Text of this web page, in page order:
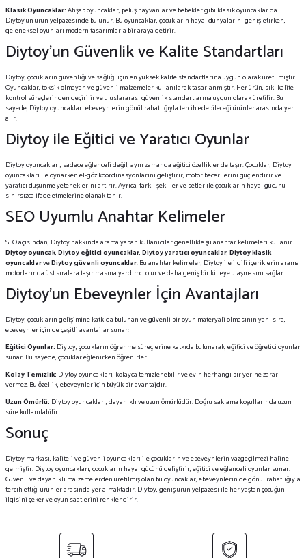
Klasik Oyuncaklar:Ahşap oyuncaklar, peluş hayvanlar ve bebekler gibi klasik oyuncaklar da
Diytoy’un ürün yelpazesinde bulunur. Bu oyuncaklar, çocukların hayal dünyalarını genişletirken,
geleneksel oyunları modern tasarımlarla bir araya getirir.
Diytoy’un Güvenlik ve Kalite Standartları
Diytoy, çocukların güvenliği ve sağlığı için en yüksek kalite standartlarına uygun olarak üretilmiştir.
Oyuncaklar, toksik olmayan ve güvenli malzemeler kullanılarak tasarlanmıştır. Her ürün, sıkı kalite
kontrol süreçlerinden geçirilir ve uluslararası güvenlik standartlarına uygun olarak üretilir. Bu
sayede, Diytoy oyuncakları ebeveynlerin gönül rahatlığıyla tercih edebileceği ürünler arasında yer
alır.
Diytoy ile Eğitici ve Yaratıcı Oyunlar
Diytoy oyuncakları, sadece eğlenceli değil, aynı zamanda eğitici özellikler de taşır. Çocuklar, Diytoy
oyuncakları ile oynarken el-göz koordinasyonlarını geliştirir, motor becerilerini güçlendirir ve
yaratıcı düşünme yeteneklerini artırır. Ayrıca, farklı şekiller ve setler ile çocukların hayal gücünü
sınırsızca ifade etmelerine olanak tanır.
SEO Uyumlu Anahtar Kelimeler
SEO açısından, Diytoy hakkında arama yapan kullanıcılar genellikle şu anahtar kelimeleri kullanır:
Diytoy oyuncak,Diytoy eğitici oyuncaklar,Diytoy yaratıcı oyuncaklar,Diytoy klasik
oyuncaklarveDiytoy güvenli oyuncaklar. Bu anahtar kelimeler, Diytoy ile ilgili içeriklerin arama
motorlarında üst sıralara taşınmasına yardımcı olur ve daha geniş bir kitleye ulaşmasını sağlar.
Diytoy’un Ebeveynler İçin Avantajları
Diytoy, çocukların gelişimine katkıda bulunan ve güvenli bir oyun materyali olmasının yanı sıra,
ebeveynler için de çeşitli avantajlar sunar:
Eğitici Oyunlar: Diytoy, çocukların öğrenme süreçlerine katkıda bulunarak, eğitici ve öğretici oyunlar
sunar. Bu sayede, çocuklar eğlenirken öğrenirler.
Kolay Temizlik: Diytoy oyuncakları, kolayca temizlenebilir ve evin herhangi bir yerine zarar
vermez. Bu özellik, ebeveynler için büyük bir avantajdır.
Uzun Ömürlü: Diytoy oyuncakları, dayanıklı ve uzun ömürlüdür. Doğru saklama koşullarında uzun
süre kullanılabilir.
Sonuç
Diytoy markası, kaliteli ve güvenli oyuncakları ile çocukların ve ebeveynlerin vazgeçilmezi haline
gelmiştir. Diytoy oyuncakları, çocukların hayal gücünü geliştirir, eğitici ve eğlenceli oyunlar sunar.
Güvenli ve dayanıklı malzemelerden üretilmiş olan bu oyuncaklar, ebeveynlerin de gönül rahatlığıyla
tercih ettiği ürünler arasında yer almaktadır. Diytoy, geniş ürün yelpazesi ile her yaştan çocuğun
ilgisini çeker ve oyun saatlerini renklendirir.